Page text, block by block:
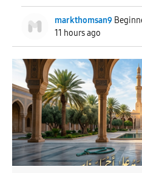
markthomsan9
11 hours ago